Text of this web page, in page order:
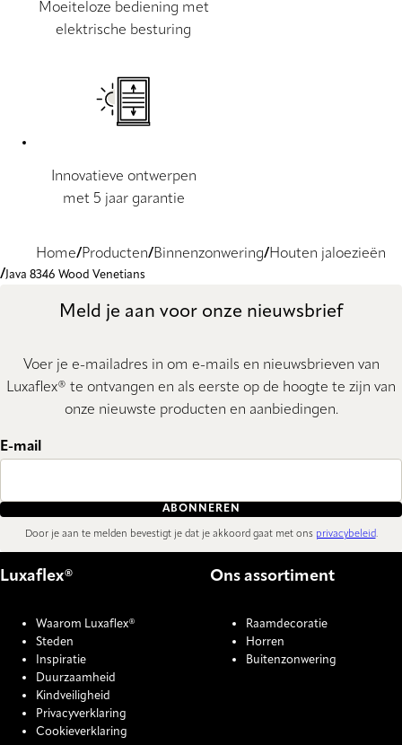
Moeiteloze bediening met
elektrische besturing
Innovatieve ontwerpen
met 5 jaar garantie
Home Producten Binnenzonwering Houten jaloezieën
Java 8346 Wood Venetians
Meld je aan voor onze nieuwsbrief
Voer je e-mailadres in om e-mails en nieuwsbrieven van
Luxaflex® te ontvangen en als eerste op de hoogte te zijn van
onze nieuwste producten en aanbiedingen.
E-mail
ABONNEREN
Door je aan te melden bevestigt je dat je akkoord gaat met ons privacybeleid.
Luxaflex®
Waarom Luxaflex®
Steden
Inspiratie
Duurzaamheid
Kindveiligheid
Privacyverklaring
Cookieverklaring
Ons assortiment
Raamdecoratie
Horren
Buitenzonwering